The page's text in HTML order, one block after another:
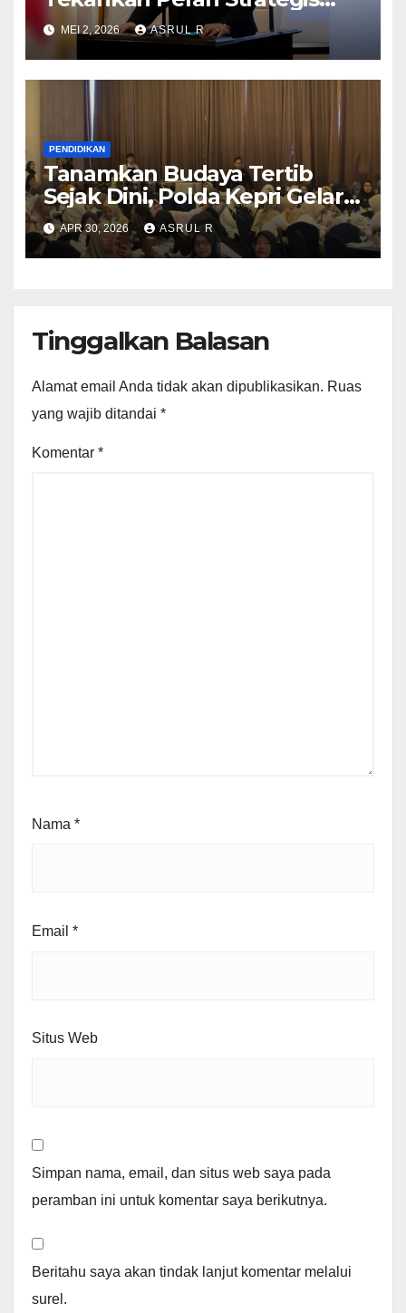
Media Siber dalam
Memajukan Pendidikan
Nasional
MEI 2, 2026 ASRUL R
PENDIDIKAN
Tanamkan Budaya Tertib
Sejak Dini, Polda Kepri Gelar
Bimtek SALUD untuk Guru
PAUD/TK/SD di Batam
APR 30, 2026 ASRUL R
Tinggalkan Balasan
Alamat email Anda tidak akan dipublikasikan. Ruas
yang wajib ditandai *
Komentar *
Nama *
Email *
Situs Web
Simpan nama, email, dan situs web saya pada
peramban ini untuk komentar saya berikutnya.
Beritahu saya akan tindak lanjut komentar melalui
surel.